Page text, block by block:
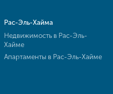
Рас-Эль-Хайма
Недвижимость в Рас-Эль-
Хайме
Апартаменты в Рас-Эль-Хайме